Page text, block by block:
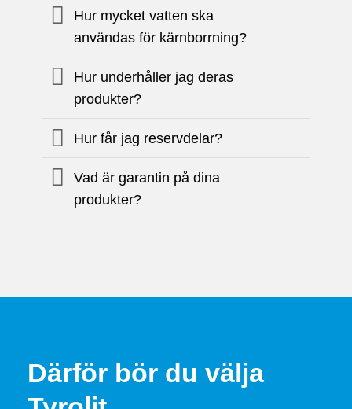
Hur mycket vatten ska
användas för kärnborrning?
Hur underhåller jag deras
produkter?
Hur får jag reservdelar?
Vad är garantin på dina
produkter?
Därför bör du välja